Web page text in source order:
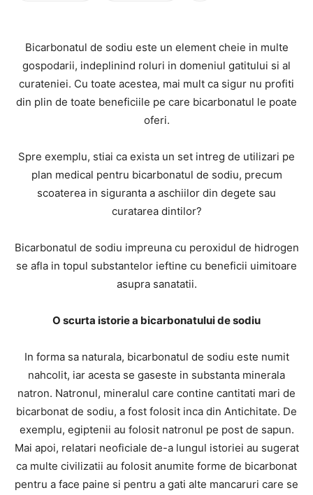
Bicarbonatul de sodiu este un element cheie in multe
gospodarii, indeplinind roluri in domeniul gatitului si al
curateniei. Cu toate acestea, mai mult ca sigur nu profiti
din plin de toate beneficiile pe care bicarbonatul le poate
oferi.
Spre exemplu, stiai ca exista un set intreg de utilizari pe
plan medical pentru bicarbonatul de sodiu, precum
scoaterea in siguranta a aschiilor din degete sau
curatarea dintilor?
Bicarbonatul de sodiu impreuna cu peroxidul de hidrogen
se afla in topul substantelor ieftine cu beneficii uimitoare
asupra sanatatii.
O scurta istorie a bicarbonatului de sodiu
In forma sa naturala, bicarbonatul de sodiu este numit
nahcolit, iar acesta se gaseste in substanta minerala
natron. Natronul, mineralul care contine cantitati mari de
bicarbonat de sodiu, a fost folosit inca din Antichitate. De
exemplu, egiptenii au folosit natronul pe post de sapun.
Mai apoi, relatari neoficiale de-a lungul istoriei au sugerat
ca multe civilizatii au folosit anumite forme de bicarbonat
pentru a face paine si pentru a gati alte mancaruri care se